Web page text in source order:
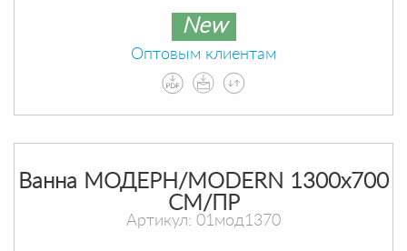
New
Оптовым клиентам
Ванна МОДЕРН/MODERN 1300х700
СМ/ПР
Артикул: 01мод1370